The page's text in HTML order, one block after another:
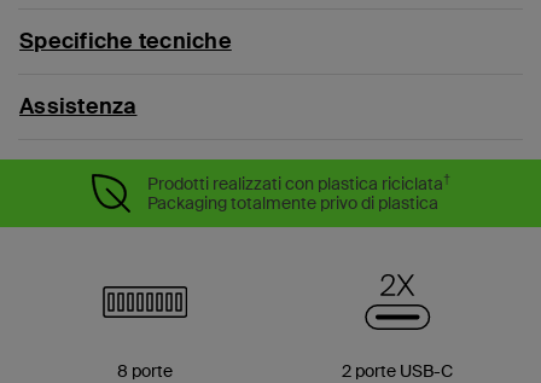
Specifiche tecniche
Assistenza
Prodotti realizzati con plastica riciclata†
Packaging totalmente privo di plastica
8 porte 2 porte USB-C